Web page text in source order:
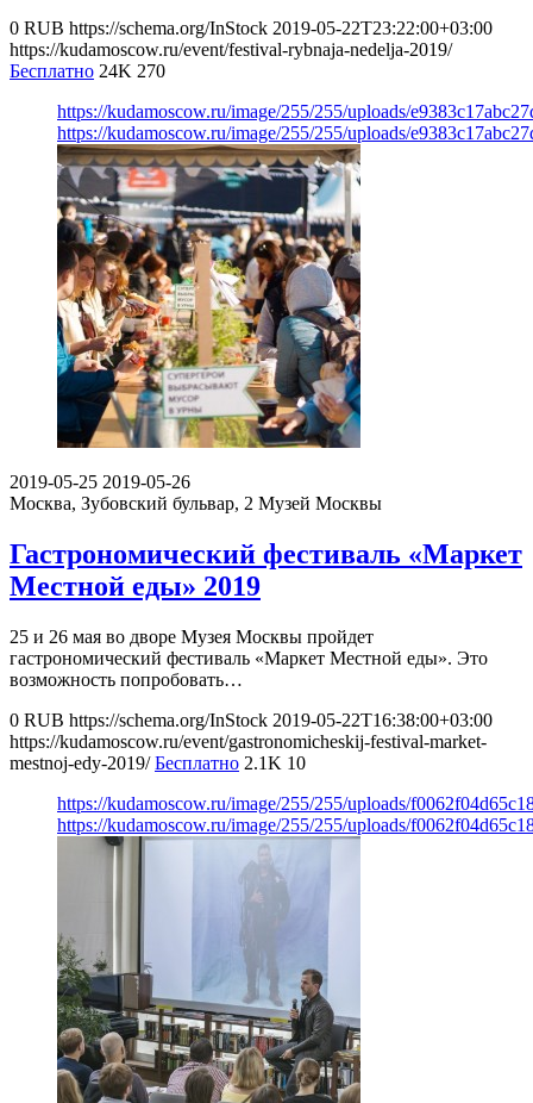
0 RUB https://schema.org/InStock 2019-05-22T23:22:00+03:00
https://kudamoscow.ru/event/festival-rybnaja-nedelja-2019/
Бесплатно 24K 270
https://kudamoscow.ru/image/255/255/uploads/
https://kudamoscow.ru/image/255/255/uploads/
2019-05-25 2019-05-26
Москва, Зубовский бульвар, 2 Музей Москвы
Гастрономический фестиваль «Маркет
Местной еды» 2019
25 и 26 мая во дворе Музея Москвы пройдет
гастрономический фестиваль «Маркет Местной еды». Это
возможность попробовать…
0 RUB https://schema.org/InStock 2019-05-22T16:38:00+03:00
https://kudamoscow.ru/event/gastronomicheskij-festival-market-
mestnoj-edy-2019/ Бесплатно 2.1K 10
https://kudamoscow.ru/image/255/255/uploads/
https://kudamoscow.ru/image/255/255/uploads/